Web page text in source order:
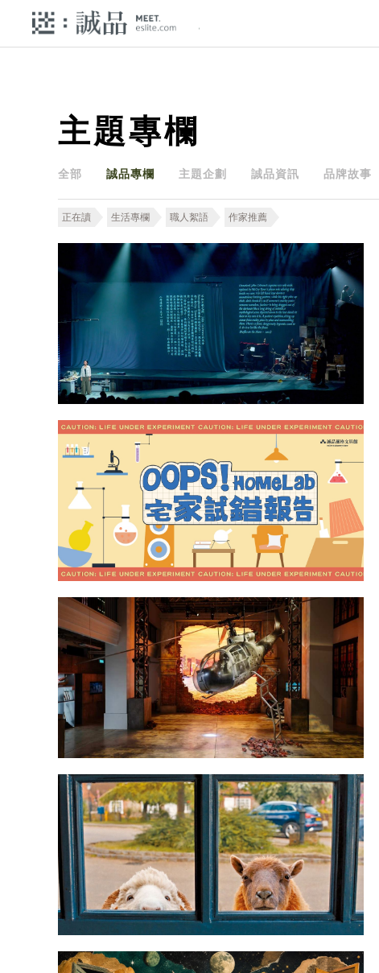
主題專欄
全部 誠品專欄 主題企劃 誠品資訊 品牌故事
正在讀 生活專欄 職人絮語 作家推薦